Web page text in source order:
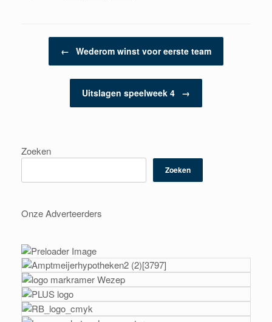
Berichtnavigatie
← Wederom winst voor eerste team
Uitslagen speelweek 4 →
Zoeken
Zoeken
Onze Adverteerders